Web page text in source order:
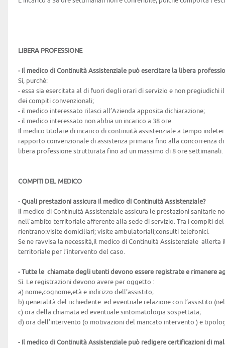
LIBERA PROFESSIONE
- Il medico di Continuità Assistenziale può esercitare la libera
Sì, purchè:
- essa sia esercitata al di fuori degli orari di servizio e non
dei compiti convenzionali;
- il medico interessato rilasci all’Azienda apposita dichiarazione;
- il medico interessato non abbia un incarico a 38 ore.
Il medico titolare di incarico di continuità assistenziale a tempo
rapporto convenzionale di assistenza primaria fino alla concorrenza
libera professione strutturata fino ad un massimo di 8 ore settimanali.
COMPITI DEL MEDICO
- Quali prestazioni assicura il medico di Continuità Assistenziale?
Il medico di Continuità Assistenziale assicura le prestazioni sanitarie
nell’ambito territoriale afferente alla sede di servizio. Tra i compiti
rientrano:visite domiciliari; visite ambulatoriali;consulti telefonici.
Se ne ravvisa la necessità,il medico di Continuità Assistenziale allerta
territoriale per l’intervento del caso.
- Tutte le chiamate degli utenti devono essere registrate e rimanere
Sì. Le registrazioni devono avere per oggetto :
a) nome,cognome,età e indirizzo dell’assistito;
b) generalità del richiedente ed eventuale relazione con l’assistito
c) ora della chiamata ed eventuale sintomatologia sospettata;
d) ora dell’intervento (o motivazioni del mancato intervento ) e
- Il medico di Continuità Assistenziale può redigere certificazioni di